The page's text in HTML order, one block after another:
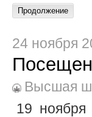
24 ноября
Высшая
19 ноября